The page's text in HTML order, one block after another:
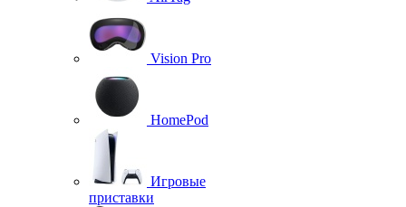
Vision Pro
HomePod
Игровые
приставки